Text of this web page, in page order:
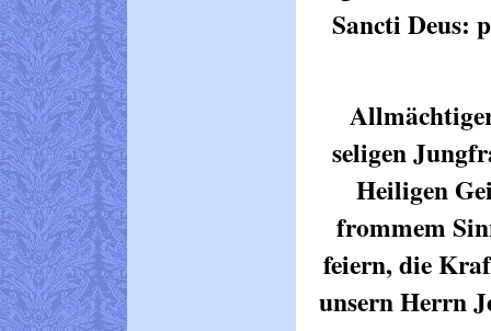
Sancti Deus:
seligen
Heiligen
frommem
feiern, die
unsern Herrn